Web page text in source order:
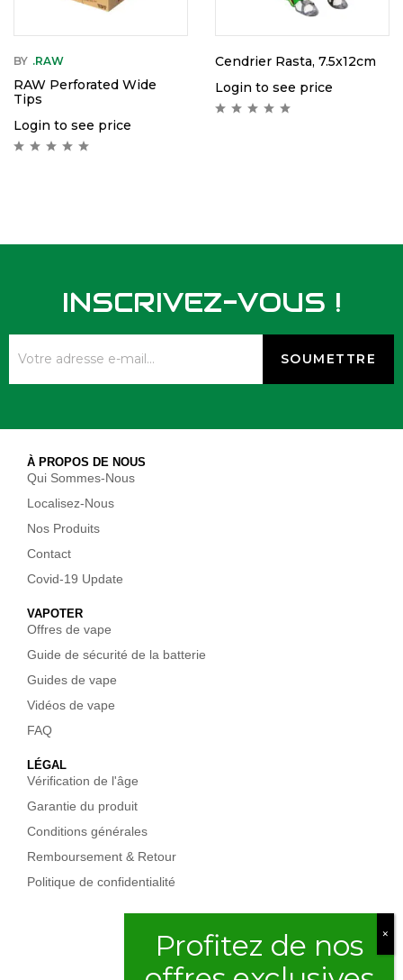
BY .RAW
RAW Perforated Wide
Tips
Login to see price
Cendrier Rasta, 7.5x12cm
Login to see price
INSCRIVEZ-VOUS !
À PROPOS DE NOUS
Qui Sommes-Nous
Localisez-Nous
Nos Produits
Contact
Covid-19 Update
VAPOTER
Offres de vape
Guide de sécurité de la batterie
Guides de vape
Vidéos de vape
FAQ
LÉGAL
Vérification de l'âge
Garantie du produit
Conditions générales
Remboursement & Retour
Politique de confidentialité